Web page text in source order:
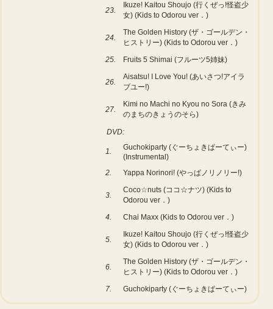
23.
Ikuze! Kaitou Shoujo (行くぜっ!怪盗少
女) (Kids to Odorou ver．)
24.
The Golden History (ザ・ゴールデン・
ヒストリー) (Kids to Odorou ver．)
25.
Fruits 5 Shimai (フルーツ5姉妹)
26.
Aisatsu! I Love You! (あいさつ!アイラ
ブユー!)
27.
Kimi no Machi no Kyou no Sora (きみ
のまちのきょうのそら)
DVD:
1.
Guchokiparty (ぐーちょきぱーてぃー)
(Instrumental)
2.
Yappa Norinori! (やっぱノリノリー!)
3.
Coco☆nuts (ココ☆ナツ) (Kids to
Odorou ver．)
4.
Chai Maxx (Kids to Odorou ver．)
5.
Ikuze! Kaitou Shoujo (行くぜっ!怪盗少
女) (Kids to Odorou ver．)
6.
The Golden History (ザ・ゴールデン・
ヒストリー) (Kids to Odorou ver．)
7.
Guchokiparty (ぐーちょきぱーてぃー)